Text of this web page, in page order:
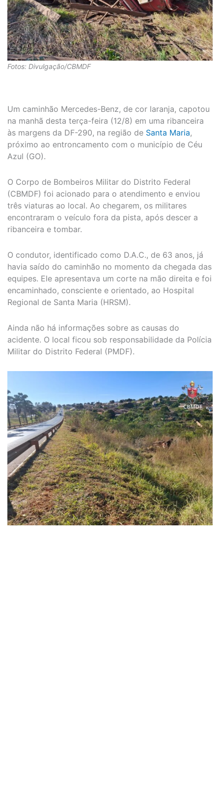
Fotos: Divulgação/CBMDF
Um caminhão Mercedes-Benz, de cor laranja, capotou
na manhã desta terça-feira (12/8) em uma ribanceira
às margens da DF-290, na região de Santa Maria,
próximo ao entroncamento com o município de Céu
Azul (GO).
O Corpo de Bombeiros Militar do Distrito Federal
(CBMDF) foi acionado para o atendimento e enviou
três viaturas ao local. Ao chegarem, os militares
encontraram o veículo fora da pista, após descer a
ribanceira e tombar.
O condutor, identificado como D.A.C., de 63 anos, já
havia saído do caminhão no momento da chegada das
equipes. Ele apresentava um corte na mão direita e foi
encaminhado, consciente e orientado, ao Hospital
Regional de Santa Maria (HRSM).
Ainda não há informações sobre as causas do
acidente. O local ficou sob responsabilidade da Polícia
Militar do Distrito Federal (PMDF).